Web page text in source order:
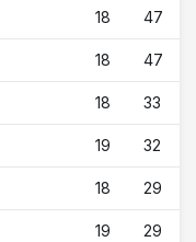
18 47
18 47
18 33
19 32
18 29
19 29